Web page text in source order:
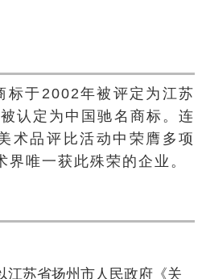
标于2002年被评定为江苏
认定为中国驰名商标。连
术品评比活动中荣膺多项
唯一获此殊荣的企业。
江苏省扬州市人民政府《关